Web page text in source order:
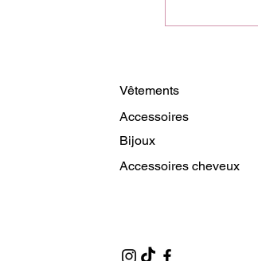
Vêtements
Accessoires
Bijoux
Accessoires cheveux